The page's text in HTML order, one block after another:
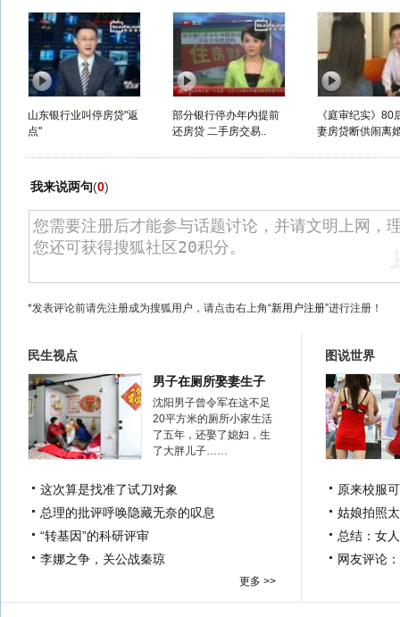
山东银行业叫停房贷"返
点"
部分银行停办年内提前
还房贷 二手房交易..
《庭审纪实》80
妻房贷断供闹离
我来说两句(0)
*发表评论前请先注册成为搜狐用户，请点击右上角“新用户注册”进行注册！
民生视点
男子在厕所娶妻生子
沈阳男子曾令军在这不足
20平方米的厕所小家生活
了五年，还娶了媳妇，生
了大胖儿子……
这次算是找准了试刀对象
总理的批评呼唤隐藏无奈的叹息
“转基因”的科研评审
李娜之争，关公战秦琼
更多 >>
图说世界
原来校服
姑娘拍照
总结：女
网友评论